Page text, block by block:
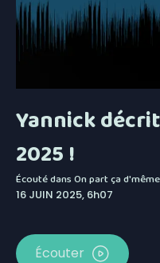
Yannick
2025 !
Écouté dansOn part ça
16 JUIN 2025, 6h07
Écouter